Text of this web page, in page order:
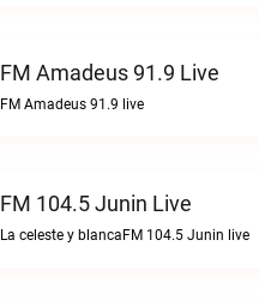
FM Amadeus 91.9 Live
FM Amadeus 91.9 live
FM 104.5 Junin Live
La celeste y blancaFM 104.5 Junin live